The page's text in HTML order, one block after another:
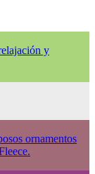
y
ornamentos